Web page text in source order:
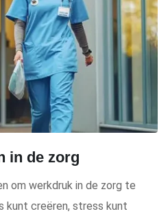
in de zorg
om werkdruk in de zorg te
kunt creëren, stress kunt